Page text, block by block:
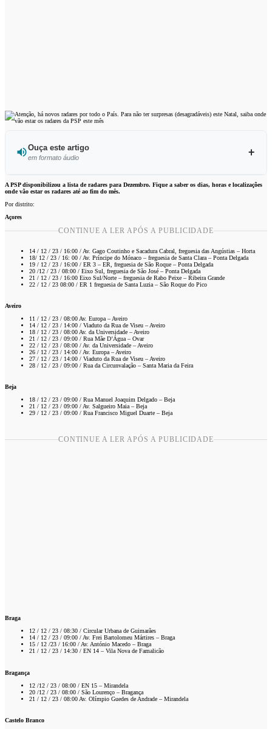
Ouça este artigo
em formato áudio
Ouvir este artigo
A PSP disponibilizou a lista de radares para Dezembro. Fique a saber os dias, horas e localizações
onde vão estar os radares até ao fim do mês.
Por distrito:
Açores
CONTINUE A LER APÓS A PUBLICIDADE
14 / 12 / 23 / 16:00 / Av. Gago Coutinho e Sacadura Cabral, freguesia das Angústias – Horta
18/ 12 / 23 / 16: 00 / Av. Príncipe do Mónaco – freguesia de Santa Clara – Ponta Delgada
19 / 12 / 23 / 16:00 / ER 3 – ER, freguesia de São Roque – Ponta Delgada
20 /12 / 23 / 08:00 / Eixo Sul, freguesia de São José – Ponta Delgada
21 / 12 / 23 / 16:00 Eixo Sul/Norte – freguesia de Rabo Peixe – Ribeira Grande
22 / 12 / 23 08:00 / ER 1 freguesia de Santa Luzia – São Roque do Pico
Aveiro
11 / 12 / 23 / 08:00 Av. Europa – Aveiro
14 / 12 / 23 / 14:00 / Viaduto da Rua de Viseu – Aveiro
18 / 12 / 23 / 08:00 Av. da Universidade – Aveiro
21 / 12 / 23 / 09:00 / Rua Mãe D’Água – Ovar
22 / 12 / 23 / 08:00 / Av. da Universidade – Aveiro
26 / 12 / 23 / 14:00 / Av. Europa – Aveiro
27 / 12 / 23 / 14:00 / Viaduto da Rua de Viseu – Aveiro
28 / 12 / 23 / 09:00 / Rua da Circunvalação – Santa Maria da Feira
Beja
18 / 12 / 23 / 09:00 / Rua Manuel Joaquim Delgado – Beja
21 / 12 / 23 / 09:00 / Av. Salgueiro Maia – Beja
29 / 12 / 23 / 09:00 / Rua Francisco Miguel Duarte – Beja
CONTINUE A LER APÓS A PUBLICIDADE
Braga
12 / 12 / 23 / 08:30 / Circular Urbana de Guimarães
14 / 12 / 23 / 09:00 / Av. Frei Bartolomeu Mártires – Braga
15 / 12 /23 / 16:00 / Av. António Macedo – Braga
21 / 12 / 23 / 14:30 / EN 14 – Vila Nova de Famalicão
Bragança
12 /12 / 23 / 08:00 / EN 15 – Mirandela
20 /12 / 23 / 08:00 / São Lourenço – Bragança
21 / 12 / 23 / 08:00 Av. Olímpio Guedes de Andrade – Mirandela
Castelo Branco